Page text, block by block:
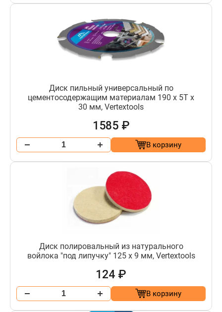
Диск пильный универсальный по
цементосодержащим материалам 190 x 5Т x
30 мм, Vertextools
1585 ₽
В корзину
Диск полировальный из натурального
войлока "под липучку" 125 х 9 мм, Vertextools
124 ₽
В корзину